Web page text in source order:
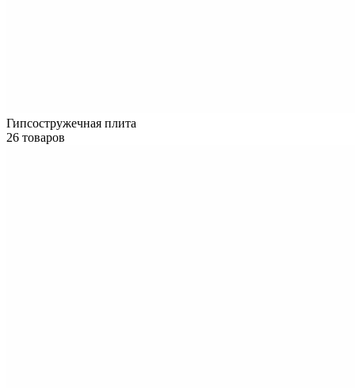
Гипсостружечная плита
26 товаров